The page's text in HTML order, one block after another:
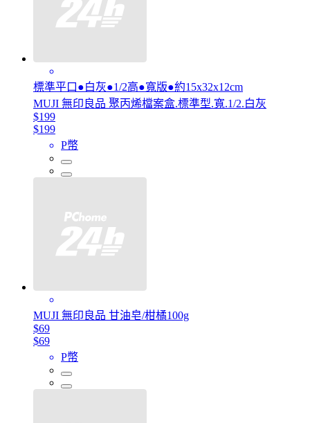
標準平口●白灰●1/2高●寬版●約15x32x12cm
MUJI 無印良品 聚丙烯檔案盒.標準型.寬.1/2.白灰
$199
$199
P幣
MUJI 無印良品 甘油皂/柑橘100g
$69
$69
P幣